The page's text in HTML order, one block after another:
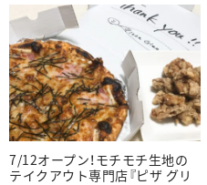
7/12オープン！モチモチ生地の
テイクアウト専門店『ピザ グリ